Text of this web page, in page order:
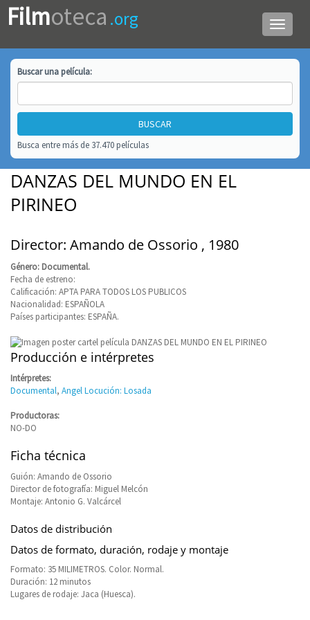
Menú
de
Filmoteca .org
Buscar unapelícula:
Busca entre más de 37.470 películas
DANZAS DEL MUNDO EN EL
PIRINEO
Director: Amando de Ossorio , 1980
Género: Documental.
Fecha de estreno:
Calificación: APTA PARA TODOS LOS PUBLICOS
Nacionalidad: ESPAÑOLA
Países participantes: ESPAÑA.
Producción e intérpretes
Intérpretes:
Documental, Angel Locución: Losada
Productoras:
NO-DO
Ficha técnica
Guión: Amando de Ossorio
Director de fotografía: Miguel Melcón
Montaje: Antonio G. Valcárcel
Datos de distribución
Datos de formato, duración, rodaje y montaje
Formato: 35 MILIMETROS. Color. Normal.
Duración: 12 minutos
Lugares de rodaje: Jaca (Huesca).